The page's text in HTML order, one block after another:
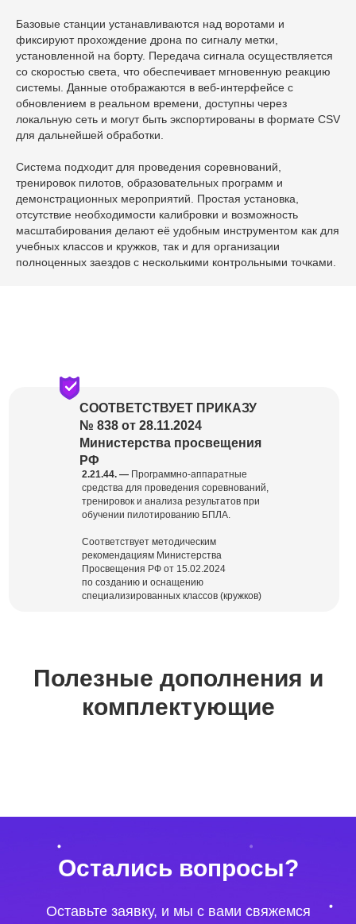
Базовые станции устанавливаются над воротами и
фиксируют прохождение дрона по сигналу метки,
установленной на борту. Передача сигнала осуществляется
со скоростью света, что обеспечивает мгновенную реакцию
системы. Данные отображаются в веб-интерфейсе с
обновлением в реальном времени, доступны через
локальную сеть и могут быть экспортированы в формате CSV
для дальнейшей обработки.
Система подходит для проведения соревнований,
тренировок пилотов, образовательных программ и
демонстрационных мероприятий. Простая установка,
отсутствие необходимости калибровки и возможность
масштабирования делают её удобным инструментом как для
учебных классов и кружков, так и для организации
полноценных заездов с несколькими контрольными точками.
2.21.44. — Программно-аппаратные
средства для проведения соревнований,
тренировок и анализа результатов при
обучении пилотированию БПЛА.
Соответствует методическим
рекомендациям Министерства
Просвещения РФ от 15.02.2024
по созданию и оснащению
специализированных классов (кружков)
СООТВЕТСТВУЕТ ПРИКАЗУ
№ 838 от 28.11.2024
Министерства просвещения
РФ
Полезные дополнения и
комплектующие
Остались вопросы?
Оставьте заявку, и мы с вами свяжемся